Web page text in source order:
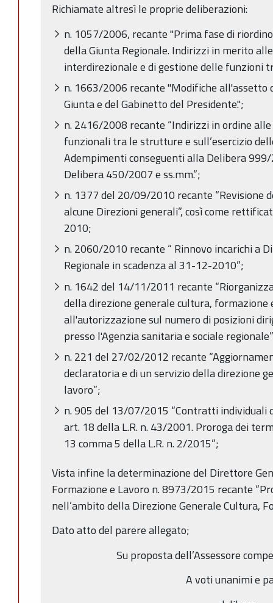
Richiamate altresì le proprie deliberazioni:
n. 1057/2006, recante "Prima fase di
della Giunta Regionale. Indirizzi in merito
interdirezionale e di gestione delle funzioni
n. 1663/2006 recante "Modifiche all'assetto
Giunta e del Gabinetto del Presidente.";
n. 2416/2008 recante “Indirizzi in ordine
funzionali tra le strutture e sull’esercizio
Adempimenti conseguenti alla Delibera
Delibera 450/2007 e ss.mm.”;
n. 1377 del 20/09/2010 recante “Revisione
alcune Direzioni generali”, così come
2010;
n. 2060/2010 recante “ Rinnovo incarichi a
Regionale in scadenza al 31-12-2010”;
n. 1642 del 14/11/2011 recante
della direzione generale cultura, formazione
all'autorizzazione sul numero di posizioni
presso l'Agenzia sanitaria e sociale
n. 221 del 27/02/2012 recante
declaratoria e di un servizio della direzione
lavoro”;
n. 905 del 13/07/2015 “Contratti individuali
art. 18 della L.R. n. 43/2001. Proroga dei
13 comma 5 della L.R. n. 2/2015”;
Vista infine la determinazione del Direttore
Formazione e Lavoro n. 8973/2015 recante
nell’ambito della Direzione Generale Cultura,
Dato atto del parere allegato;
Su proposta dell’Assessore
A voti unanimi e